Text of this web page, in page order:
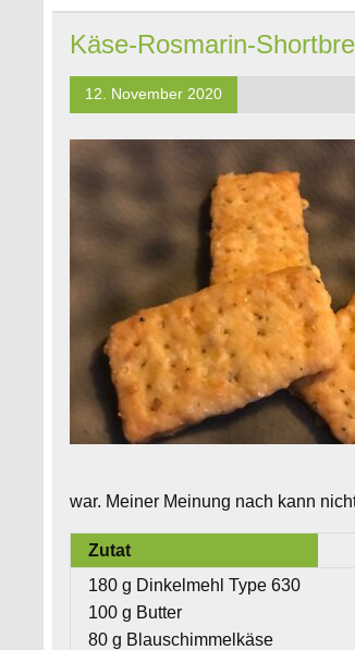
Käse-Rosmarin-
12. November 2020
war. Meiner Meinung nach kann
Zutat
180 g Dinkelmehl Type 630
100 g Butter
80 g Blauschimmelkäse